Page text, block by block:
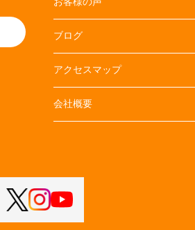
ブログ
アクセスマップ
会社概要